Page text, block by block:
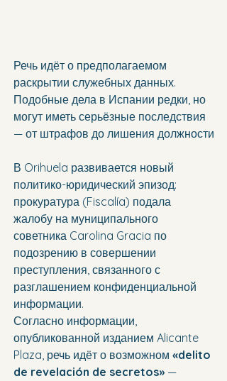
Речь идёт о предполагаемом
раскрытии служебных данных.
Подобные дела в Испании редки, но
могут иметь серьёзные последствия
— от штрафов до лишения должности
В Orihuela развивается новый
политико-юридический эпизод:
прокуратура (Fiscalía) подала
жалобу на муниципального
советника Carolina Gracia по
подозрению в совершении
преступления, связанного с
разглашением конфиденциальной
информации.
Согласно информации,
опубликованной изданием Alicante
Plaza, речь идёт о возможном «delito
de revelación de secretos» —